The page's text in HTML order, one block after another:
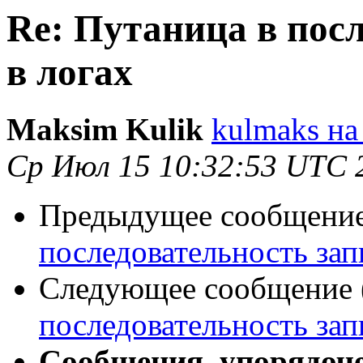
Re: Путаница в
в логах
Maksim Kulik kulmaks
Ср Июл 15 10:32:53 UTC
Предыдущее
последовательность
Следующее сообщение
последовательность